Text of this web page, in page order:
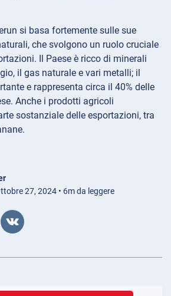
si basa fortemente sulle sue
che svolgono un ruolo cruciale
Il Paese è ricco di minerali
il gas naturale e vari metalli; il
e rappresenta circa il 40% delle
Anche i prodotti agricoli
sostanziale delle esportazioni, tra
27, 2024 • 6m da leggere